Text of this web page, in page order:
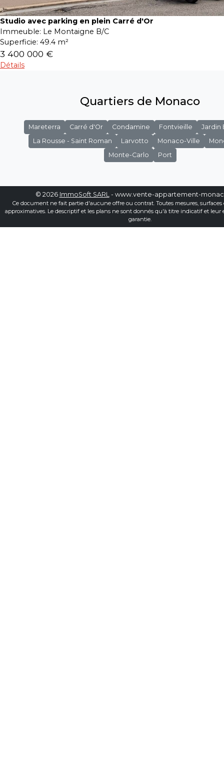
Studio avec parking en plein Carré d'Or
Immeuble: Le Montaigne B/C
Superficie: 49.4 m²
3 400 000 €
Détails
Quartiers de Monaco
Mareterra Carré d'Or Condamine Fontvieille
Jardin
La Rousse - Saint Roman
Larvotto Monaco-Ville
Monte-Carlo
Port
© 2026 ImmoSoft SARL- www.vente-appartement-
Ce document ne fait partie d'aucune offre ou contrat. Toutes mesures, surfaces
approximatives. Le descriptif et les plans ne sont donnés qu'à titre indicatif et leur
garantie.